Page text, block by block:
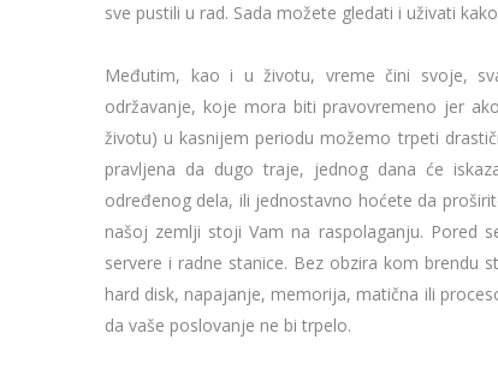
sve pustili u rad. Sada možete gledati i uživati
Međutim, kao i u životu, vreme čini svoje,
održavanje, koje mora biti pravovremeno jer
životu) u kasnijem periodu možemo trpeti
pravljena da dugo traje, jednog dana će
određenog dela, ili jednostavno hoćete da
našoj zemlji stoji Vam na raspolaganju. Pored
servere i radne stanice. Bez obzira kom brendu
hard disk, napajanje, memorija, matična ili
da vaše poslovanje ne bi trpelo.